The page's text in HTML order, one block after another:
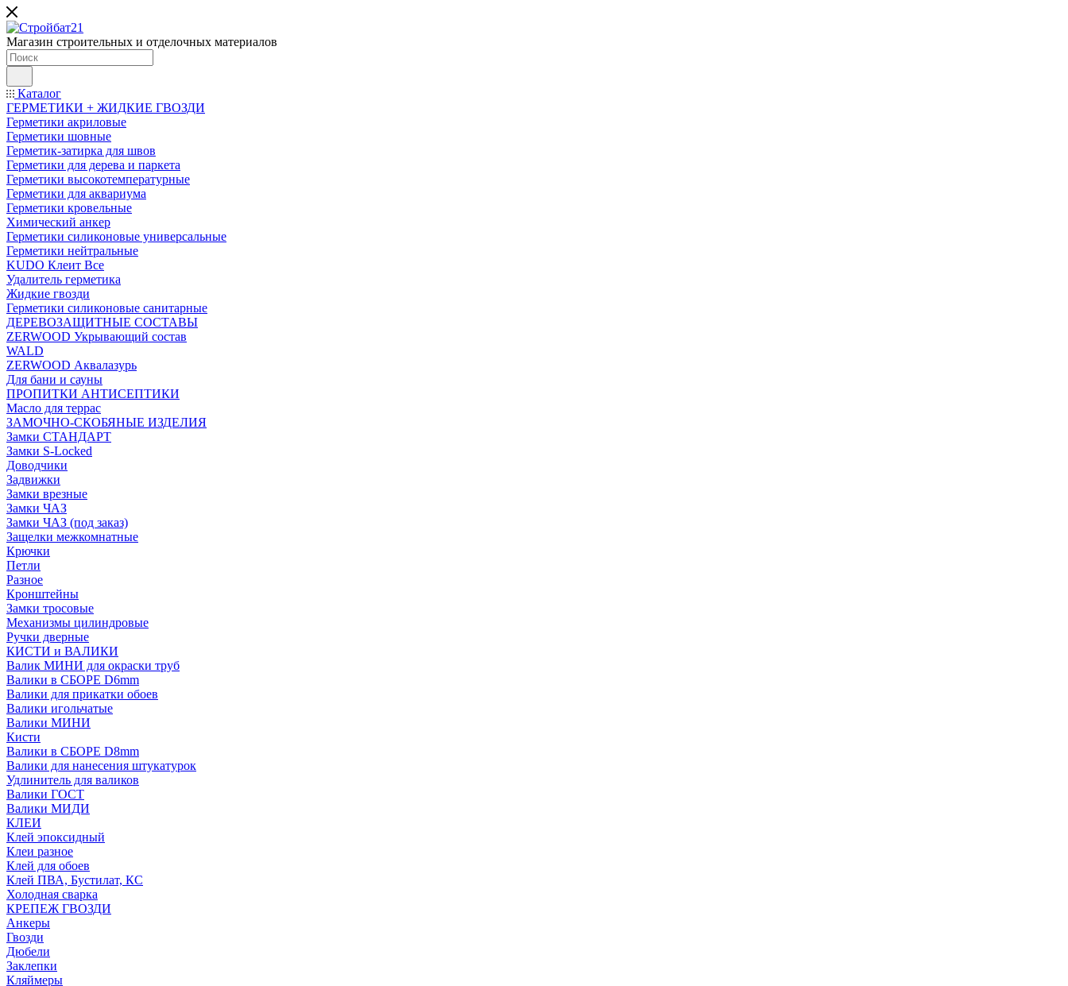
Магазин строительных и отделочных материалов
Каталог
ГЕРМЕТИКИ + ЖИДКИЕ ГВОЗДИ
Герметики акриловые
Герметики шовные
Герметик-затирка для швов
Герметики для дерева и паркета
Герметики высокотемпературные
Герметики для аквариума
Герметики кровельные
Химический анкер
Герметики силиконовые универсальные
Герметики нейтральные
KUDO Клеит Все
Удалитель герметика
Жидкие гвозди
Герметики силиконовые санитарные
ДЕРЕВОЗАЩИТНЫЕ СОСТАВЫ
ZERWOOD Укрывающий состав
WALD
ZERWOOD Аквалазурь
Для бани и сауны
ПРОПИТКИ АНТИСЕПТИКИ
Масло для террас
ЗАМОЧНО-СКОБЯНЫЕ ИЗДЕЛИЯ
Замки СТАНДАРТ
Замки S-Locked
Доводчики
Задвижки
Замки врезные
Замки ЧАЗ
Замки ЧАЗ (под заказ)
Защелки межкомнатные
Крючки
Петли
Разное
Кронштейны
Замки тросовые
Механизмы цилиндровые
Ручки дверные
КИСТИ и ВАЛИКИ
Валик МИНИ для окраски труб
Валики в СБОРЕ D6mm
Валики для прикатки обоев
Валики игольчатые
Валики МИНИ
Кисти
Валики в СБОРЕ D8mm
Валики для нанесения штукатурок
Удлинитель для валиков
Валики ГОСТ
Валики МИДИ
КЛЕИ
Клей эпоксидный
Клеи разное
Клей для обоев
Клей ПВА, Бустилат, КС
Холодная сварка
КРЕПЕЖ ГВОЗДИ
Анкеры
Гвозди
Дюбели
Заклепки
Кляймеры